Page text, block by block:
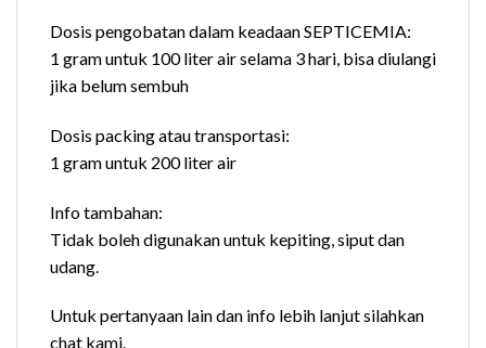
Dosis pengobatan dalam keadaan SEPTICEMIA:
1 gram untuk 100 liter air selama 3 hari, bisa diulangi
jika belum sembuh
Dosis packing atau transportasi:
1 gram untuk 200 liter air
Info tambahan:
Tidak boleh digunakan untuk kepiting, siput dan
udang.
Untuk pertanyaan lain dan info lebih lanjut silahkan
chat kami.